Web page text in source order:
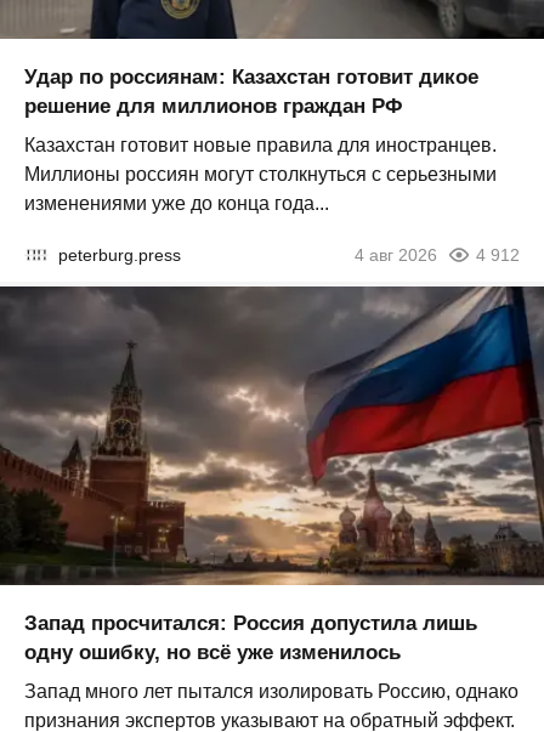
Удар по россиянам: Казахстан готовит дикое
решение для миллионов граждан РФ
Казахстан готовит новые правила для иностранцев.
Миллионы россиян могут столкнуться с серьезными
изменениями уже до конца года...
peterburg.press 4 авг 2026 4 912
Запад просчитался: Россия допустила лишь
одну ошибку, но всё уже изменилось
Запад много лет пытался изолировать Россию, однако
признания экспертов указывают на обратный эффект.